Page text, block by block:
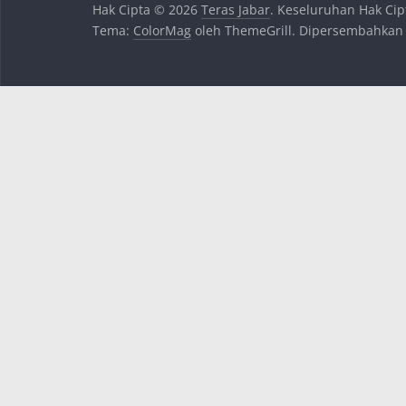
Hak Cipta © 2026 Teras Jabar. Keseluruhan Hak
Tema: ColorMag oleh ThemeGrill. Dipersembahkan